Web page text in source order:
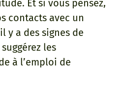
Et si vous pensez,
contacts avec un
y a des signes de
les
à l’emploi de